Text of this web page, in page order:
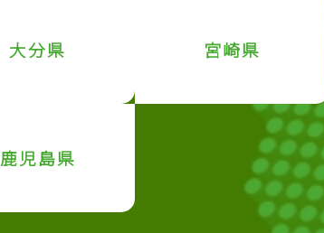
大分県 宮崎県
鹿児島県